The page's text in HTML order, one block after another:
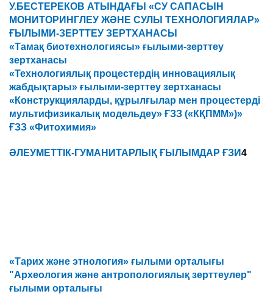
У.БЕСТЕРЕКОВ АТЫНДАҒЫ «СУ САПАСЫН
МОНИТОРИНГЛЕУ ЖӘНЕ СУЛЫ ТЕХНОЛОГИЯЛАР»
ҒЫЛЫМИ-ЗЕРТТЕУ ЗЕРТХАНАСЫ
«Тамақ биотехнологиясы» ғылыми-зерттеу
зертханасы
«Технологиялық процестердің инновациялық
жабдықтары» ғылыми-зерттеу зертханасы
«Конструкцияларды, құрылғылар мен процестерді
мультифизикалық модельдеу» ҒЗЗ («КҚПММ»)»
ҒЗЗ «Фитохимия»
ӘЛЕУМЕТТІК-ГУМАНИТАРЛЫҚ ҒЫЛЫМДАР ҒЗИ4
«Тарих және этнология» ғылыми орталығы
"Археология және антропологиялық зерттеулер"
ғылыми орталығы